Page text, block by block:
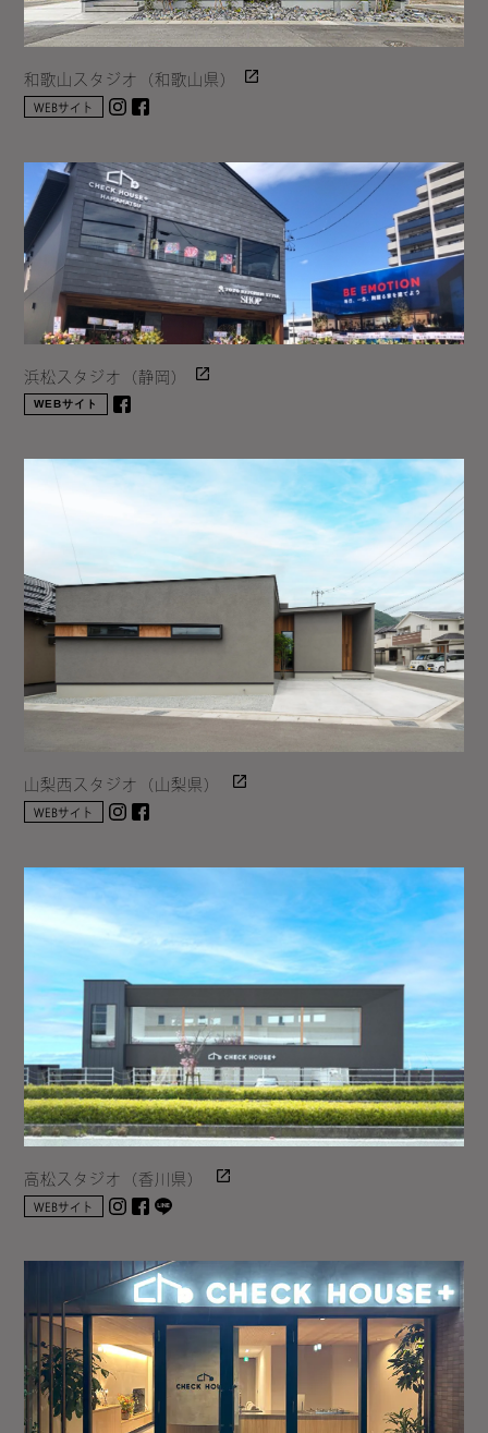
和歌山スタジオ（和歌山県）
WEBサイト Instagram
浜松スタジオ（静岡）
WEBサイト
山梨西スタジオ（山梨県）
WEBサイト Instagram
高松スタジオ（香川県）
WEBサイト Instagram
facebook